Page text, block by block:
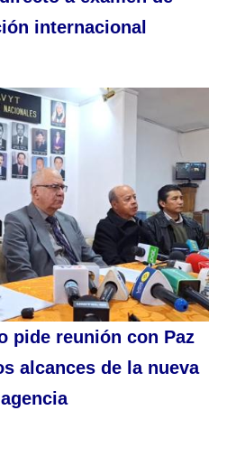
internacional
pide reunión con Paz
alcances de la nueva
agencia